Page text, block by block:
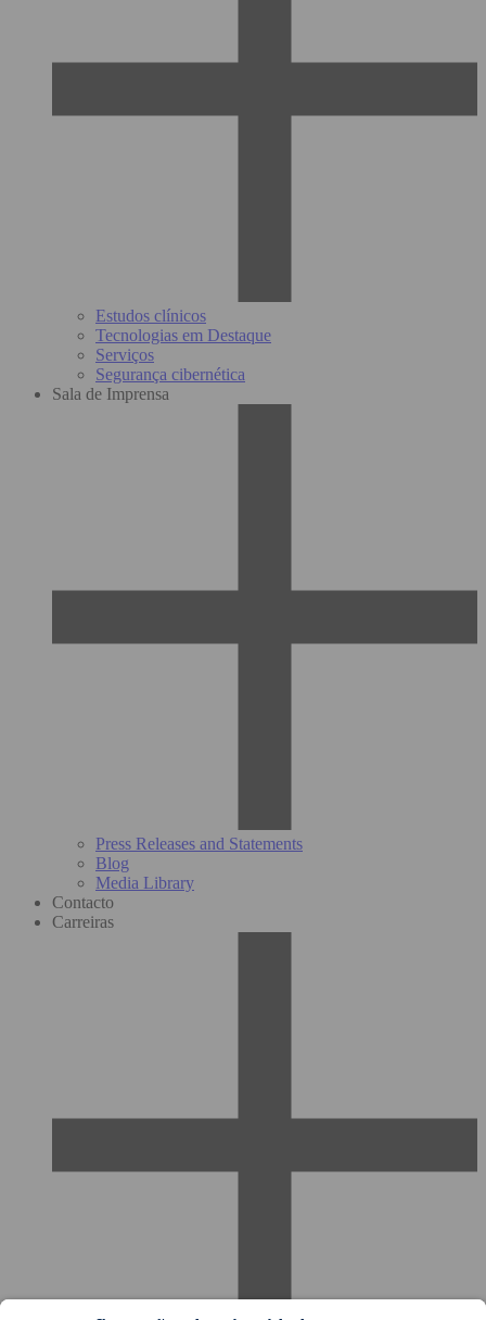
Estudos clínicos
Tecnologias em Destaque
Serviços
Segurança cibernética
Sala de Imprensa
Press Releases and Statements
Blog
Media Library
Contacto
Carreiras